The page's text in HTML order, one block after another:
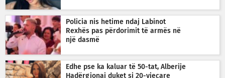
Policia nis hetime ndaj Labinot
Rexhës pas përdorimit të armës në
një dasmë
Edhe pse ka kaluar të 50-tat, Alberije
Hadërgjonaj duket si 20-vjeçare